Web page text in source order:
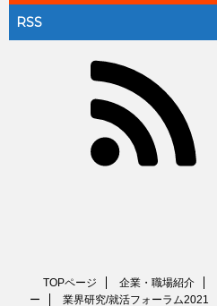
RSS
TOPページ 企業・職場紹介
ー
業界研究/就活フォーラム2021